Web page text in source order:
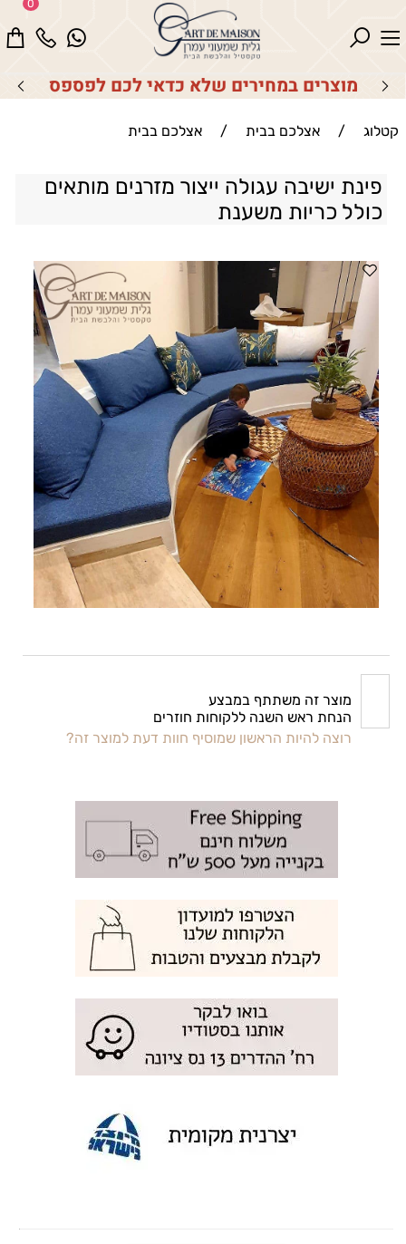
מוצרים במחירים שלא כדאי לכם לפספס
0
קטלוג / אצלכם בבית / אצלכם בבית
פינת ישיבה עגולה ייצור מזרנים מותאים
כולל כריות משענת
מוצר זה משתתף במבצע
הנחת ראש השנה ללקוחות חוזרים
רוצה להיות הראשון שמוסיף חוות דעת למוצר זה?